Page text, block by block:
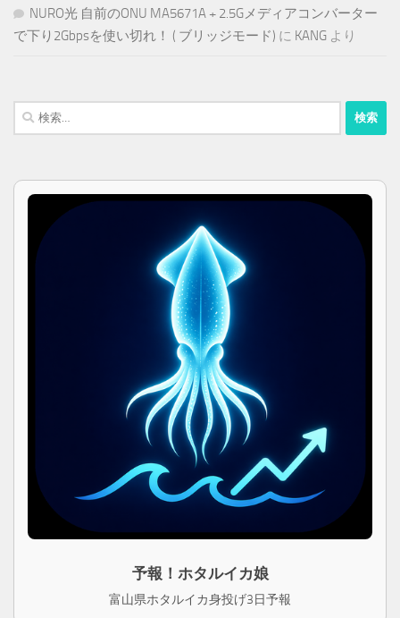
NURO光 自前のONU MA5671A + 2.5Gメディアコンバーター
で下り2Gbpsを使い切れ！ ( ブリッジモード) に KANG より
検
索:
予報！ホタルイカ娘
富山県ホタルイカ身投げ3日予報